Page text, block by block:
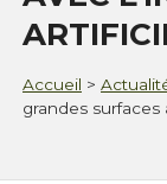
NOS SERVICES
CONTACT
Accueil >
grandes